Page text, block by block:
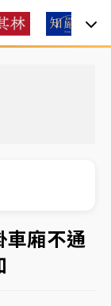
杖現身／周玉
改由政府委
車廂不通